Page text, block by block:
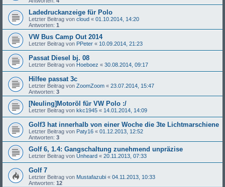
Ladedruckanzeige für Polo
Letzter Beitrag von cloud « 01.10.2014, 14:20
Antworten: 1
VW Bus Camp Out 2014
Letzter Beitrag von PPeter « 10.09.2014, 21:23
Passat Diesel bj. 08
Letzter Beitrag von Hoeboez « 30.08.2014, 09:17
Hilfee passat 3c
Letzter Beitrag von ZoomZoom « 23.07.2014, 15:47
Antworten: 3
[Neuling]Motoröl für VW Polo :/
Letzter Beitrag von kkc1945 « 14.01.2014, 14:09
Golf3 hat innerhalb von einer Woche die 3te Lichtmarschiene
Letzter Beitrag von Paty16 « 01.12.2013, 12:52
Antworten: 3
Golf 6, 1.4: Gangschaltung zunehmend unpräzise
Letzter Beitrag von Unheard « 20.11.2013, 07:33
Golf 7
Letzter Beitrag von Mustafazubi « 04.11.2013, 10:33
Antworten: 12